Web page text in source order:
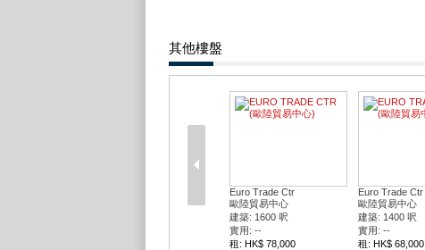
其他樓盤
Euro Trade Ctr
歐陸貿易中心
建築: 1600 呎
實用: --
租: HK$ 78,000
Euro Trade Ctr
歐陸貿易中心
建築: 1400 呎
實用: --
租: HK$ 68,000